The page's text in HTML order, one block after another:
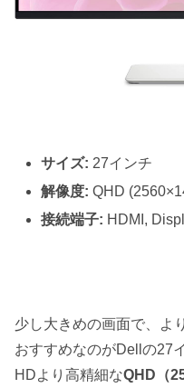
サイズ: 27インチ
解像度: QHD
接続端子: HDMI,
少し大きめの画面で、よ
おすすめなのがDellの27
HDより高精細なQHD（